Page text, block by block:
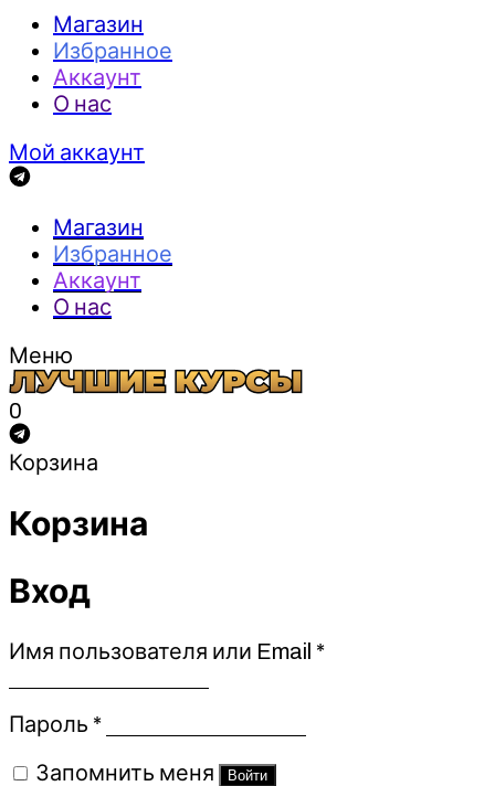
Магазин
Избранное
Аккаунт
О нас
Мой аккаунт
Магазин
Избранное
Аккаунт
О нас
Меню
0
Корзина
Корзина
Вход
Имя пользователя или Email *Обязательно
Пароль *Обязательно
Запомнить меня Войти